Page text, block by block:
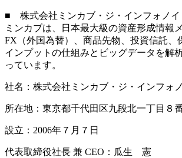
■ 株式会社ミンカブ・ジ・インフォノイ
ミンカブは、日本最大級の資産形成情報
FX（外国為替）、商品先物、投資信託
インプットの仕組みとビッグデータを解
っています。
社名：株式会社ミンカブ・ジ・インフォ
所在地：東京都千代田区九段北一丁目８
設立：2006年７月７日
代表取締役社長 兼 CEO：瓜生 憲